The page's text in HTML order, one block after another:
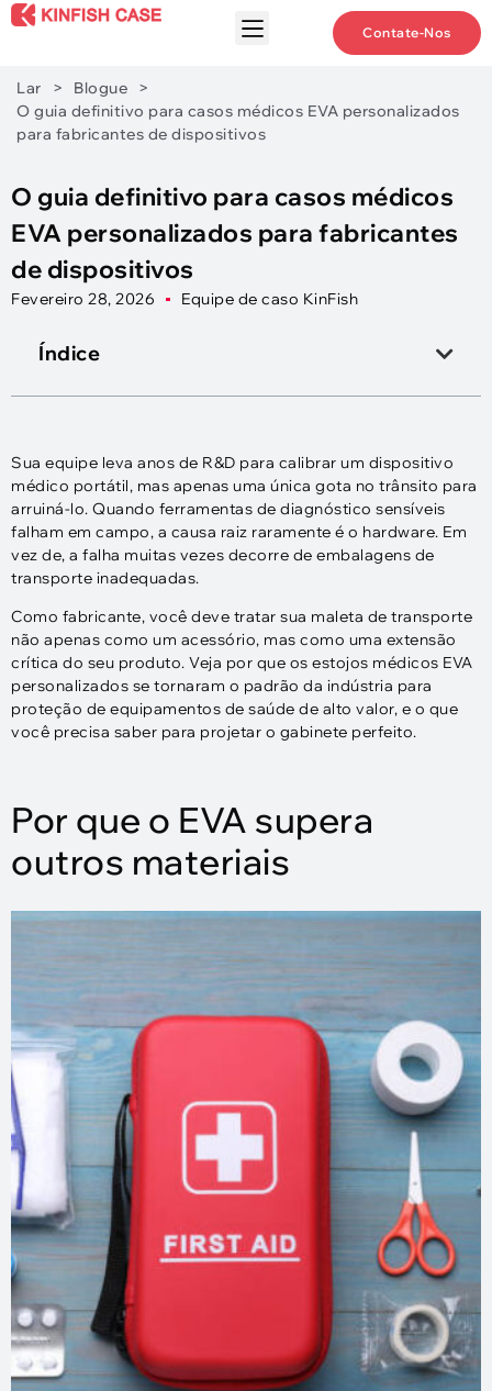
Contate-Nos
Lar > Blogue
>
O guia definitivo para casos médicos EVA personalizados
para fabricantes de dispositivos
O guia definitivo para casos médicos
EVA personalizados para fabricantes
de dispositivos
Fevereiro 28, 2026 Equipe de caso KinFish
Índice
Sua equipe leva anos de R&D para calibrar um dispositivo
médico portátil, mas apenas uma única gota no trânsito para
arruiná-lo. Quando ferramentas de diagnóstico sensíveis
falham em campo, a causa raiz raramente é o hardware. Em
vez de, a falha muitas vezes decorre de embalagens de
transporte inadequadas.
Como fabricante, você deve tratar sua maleta de transporte
não apenas como um acessório, mas como uma extensão
crítica do seu produto. Veja por que os estojos médicos EVA
personalizados se tornaram o padrão da indústria para
proteção de equipamentos de saúde de alto valor, e o que
você precisa saber para projetar o gabinete perfeito.
Por que o EVA supera
outros materiais